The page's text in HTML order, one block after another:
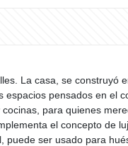
La casa, se construyó
pensados en el
para quienes
el concepto de
puede ser usado para